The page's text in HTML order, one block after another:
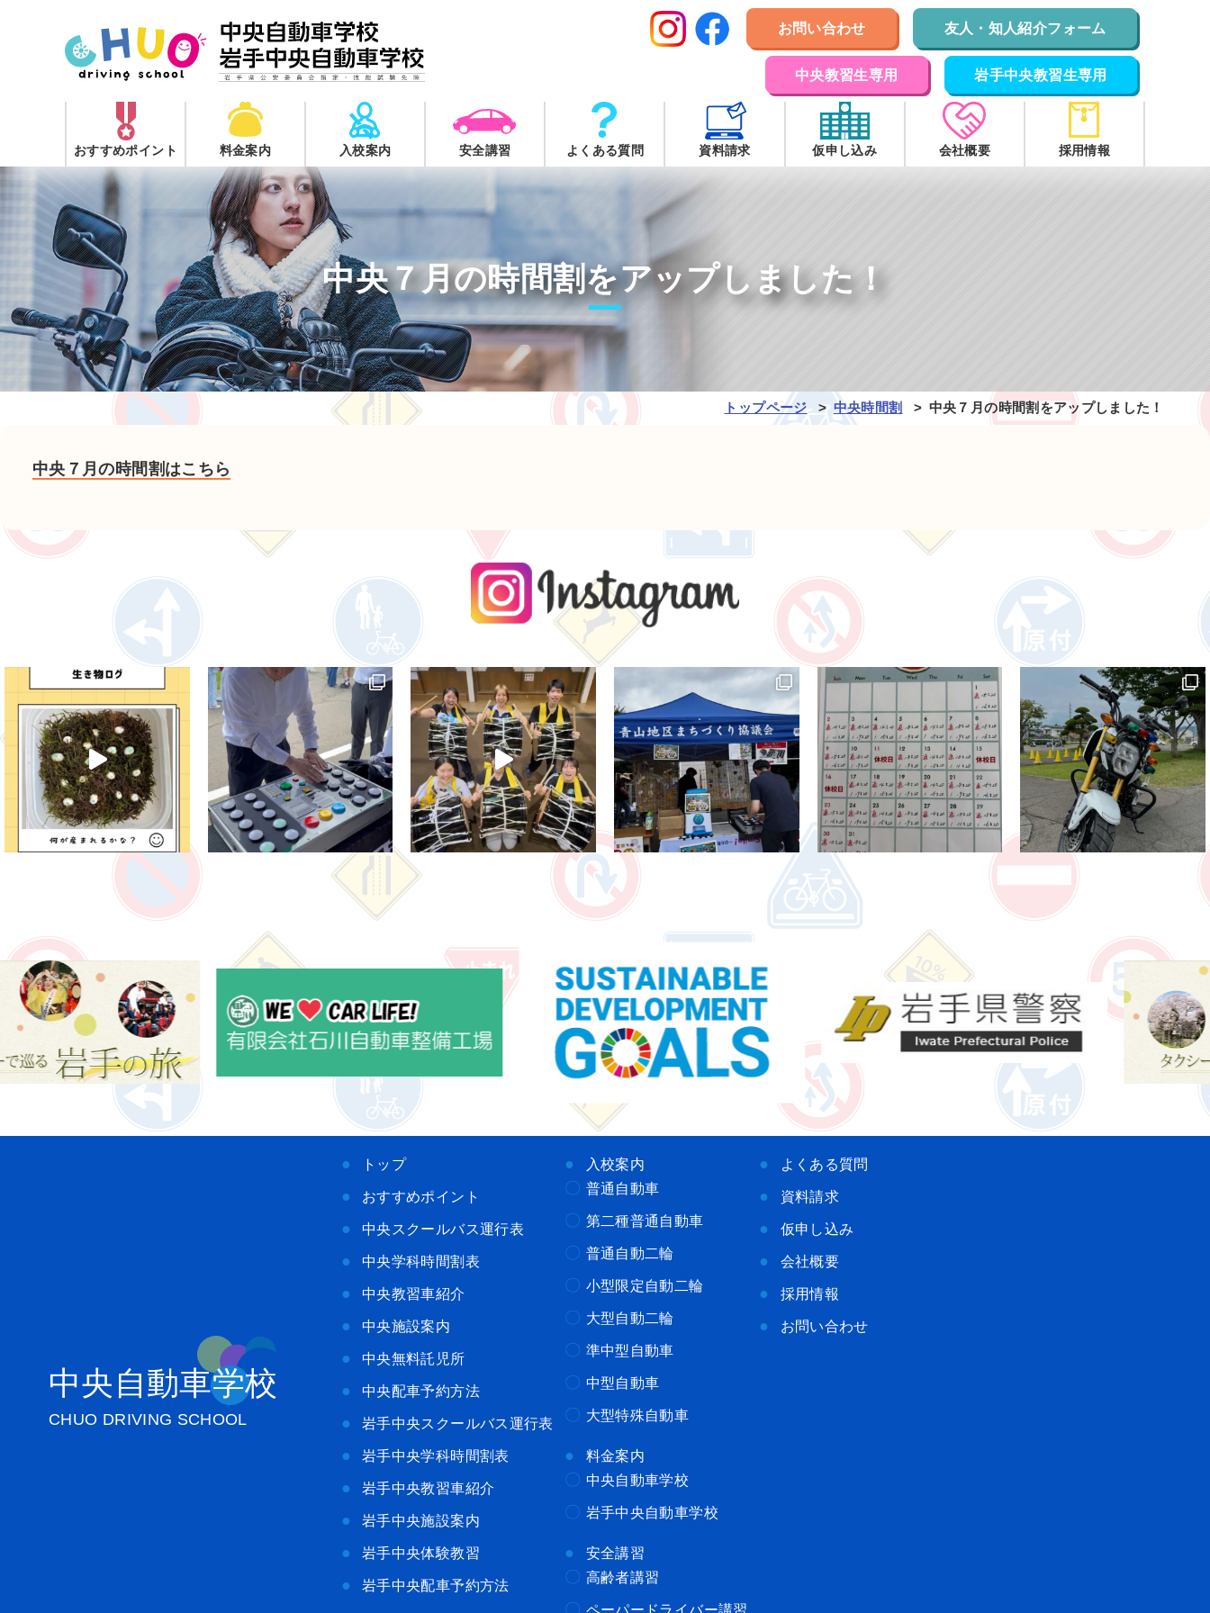
お問い合わせ 友人・知人紹介フォーム
中央教習生専用 岩手中央教習生専用
おすすめポイント 料金案内 入校案内 安全講習 よくある質問 資料請求 仮申し込み 会社概要 採用情報
中央７月の時間割をアップしました！
トップページ 中央時間割 中央７月の時間割をアップしました！
中央７月の時間割はこちら
instagram
中央自動車学校
CHUO DRIVING SCHOOL
トップ
おすすめポイント
中央スクールバス運行表
中央学科時間割表
中央教習車紹介
中央施設案内
中央無料託児所
中央配車予約方法
岩手中央スクールバス運行表
岩手中央学科時間割表
岩手中央教習車紹介
岩手中央施設案内
岩手中央体験教習
岩手中央配車予約方法
入校案内
普通自動車
第二種普通自動車
普通自動二輪
小型限定自動二輪
大型自動二輪
準中型自動車
中型自動車
大型特殊自動車
料金案内
中央自動車学校
岩手中央自動車学校
安全講習
高齢者講習
ペーパードライバー講習
よくある質問
資料請求
仮申し込み
会社概要
採用情報
お問い合わせ